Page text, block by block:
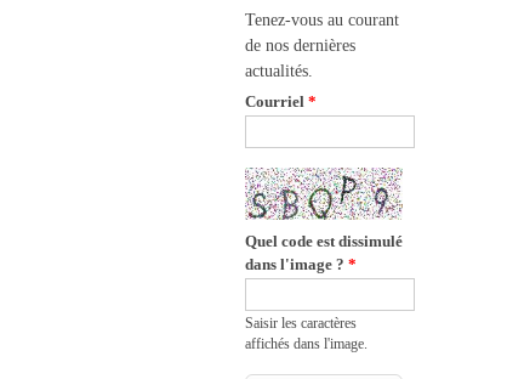
Tenez-vous au courant
de nos dernières
actualités.
Courriel *
Quel code est dissimulé
dans l'image ? *
Saisir les caractères
affichés dans l'image.